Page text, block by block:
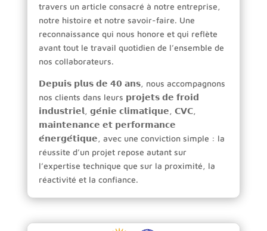
travers un article consacré à notre entreprise,
notre histoire et notre savoir-faire. Une
reconnaissance qui nous honore et qui reflète
avant tout le travail quotidien de l’ensemble de
nos collaborateurs.
𝗗𝗲𝗽𝘂𝗶𝘀 𝗽𝗹𝘂𝘀 𝗱𝗲 𝟰𝟬 𝗮𝗻𝘀, nous accompagnons
nos clients dans leurs 𝗽𝗿𝗼𝗷𝗲𝘁𝘀 𝗱𝗲 𝗳𝗿𝗼𝗶𝗱
𝗶𝗻𝗱𝘂𝘀𝘁𝗿𝗶𝗲𝗹, 𝗴𝗲́𝗻𝗶𝗲 𝗰𝗹𝗶𝗺𝗮𝘁𝗶𝗾𝘂𝗲, 𝗖𝗩𝗖,
𝗺𝗮𝗶𝗻𝘁𝗲𝗻𝗮𝗻𝗰𝗲 𝗲𝘁 𝗽𝗲𝗿𝗳𝗼𝗿𝗺𝗮𝗻𝗰𝗲
𝗲́𝗻𝗲𝗿𝗴𝗲́𝘁𝗶𝗾𝘂𝗲, avec une conviction simple : la
réussite d’un projet repose autant sur
l’expertise technique que sur la proximité, la
réactivité et la confiance.